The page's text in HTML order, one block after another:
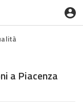
a Piacenza